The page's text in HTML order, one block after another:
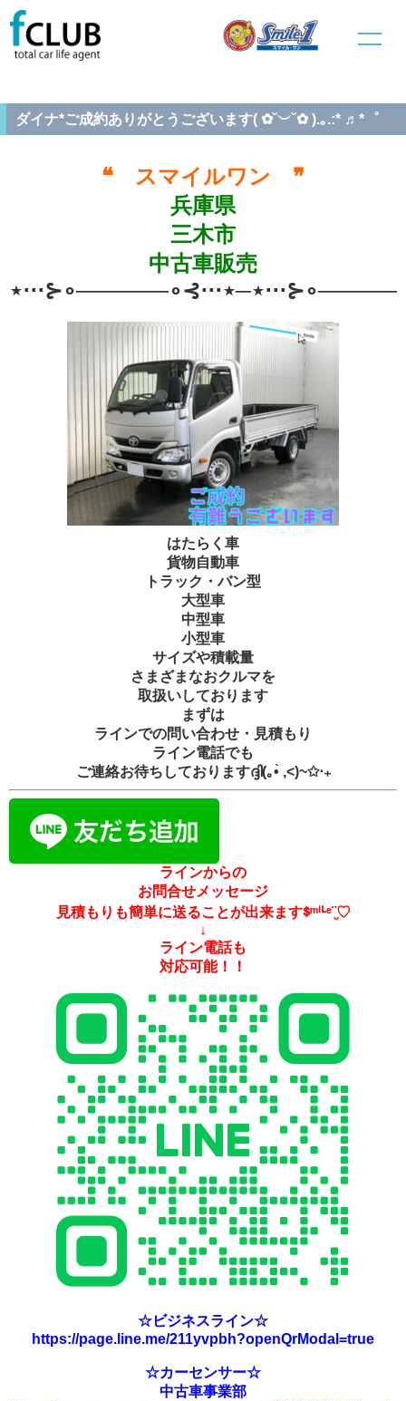
ホーム
ダイナ*ご成約ありがとうございます( ✿˘︶˘✿ ).｡.:* ♬*゜
ダイナ*ご成約ありがとうございます( ✿˘︶˘✿ ).｡.:* ♬*゜
❝ スマイルワン ❞
兵庫県
三木市
中古車販売
はたらく車
貨物自動車
トラック・バン型
大型車
中型車
小型車
サイズや積載量
さまざまなおクルマを
取扱いしております
まずは
ラインでの問い合わせ・見積もり
ライン電話でも
ご連絡お待ちしておりますദ്ദി(｡•̀ ,<)~✩‧₊
ラインからの
お問合せメッセージ
見積もりも簡単に送ることが出来ますᙚᵐⁱᒻᵉ¨̮♡
↓
ライン電話も
対応可能！！
☆ビジネスライン☆
https://page.line.me/211yvpbh?openQrModal=true
☆カーセンサー☆
中古車事業部